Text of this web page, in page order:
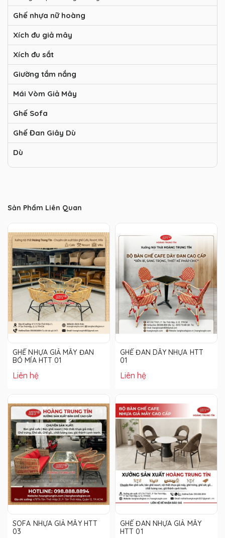
Ghế nhựa nữ hoàng
Xích đu giả mây
Xích đu sắt
Giường tắm nắng
Mái Vòm Giả Mây
Ghế Sofa
Ghế Đan Giây Dù
Dù
Sản Phẩm Liên Quan
GHẾ NHỰA GIẢ MÂY ĐAN
BÓ MÍA HTT 01
Liên hệ
GHẾ ĐAN DÂY NHỰA HTT
01
Liên hệ
SOFA NHỰA GIẢ MÂY HTT
03
GHẾ ĐAN NHỰA GIẢ MÂY
HTT 01